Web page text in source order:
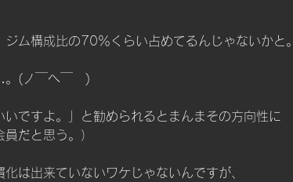
ム構成比の70％くらい占めてるんじゃないかと。
。(ノ￣へ￣　)
いですよ。」と勧められるとまんまその方向性に
だと思う。）
は出来ていないワケじゃないんですが、